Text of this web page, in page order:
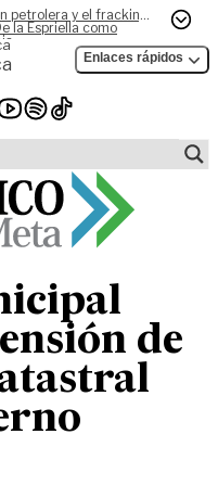
petrolera y el fracking,
la Espriella como
Enlaces rápidos
de